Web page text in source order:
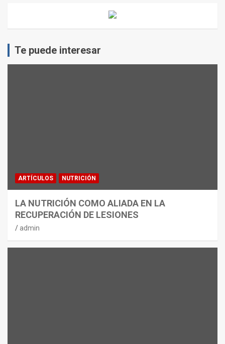
Te puede interesar
ARTÍCULOS NUTRICIÓN
LA NUTRICIÓN COMO ALIADA EN LA
RECUPERACIÓN DE LESIONES
admin